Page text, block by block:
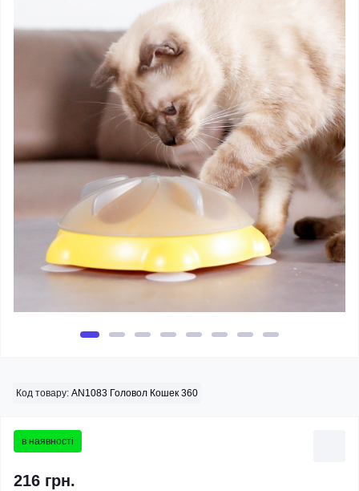
Код товару: AN1083 Головол Кошек 360
в наявності
216 грн.